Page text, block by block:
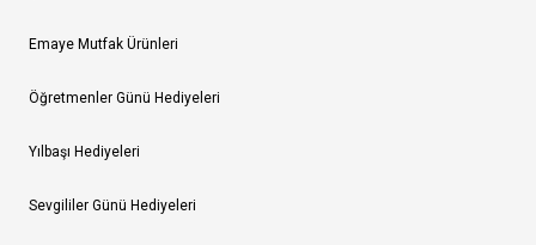
Emaye Mutfak Ürünleri
Öğretmenler Günü Hediyeleri
Yılbaşı Hediyeleri
Sevgililer Günü Hediyeleri